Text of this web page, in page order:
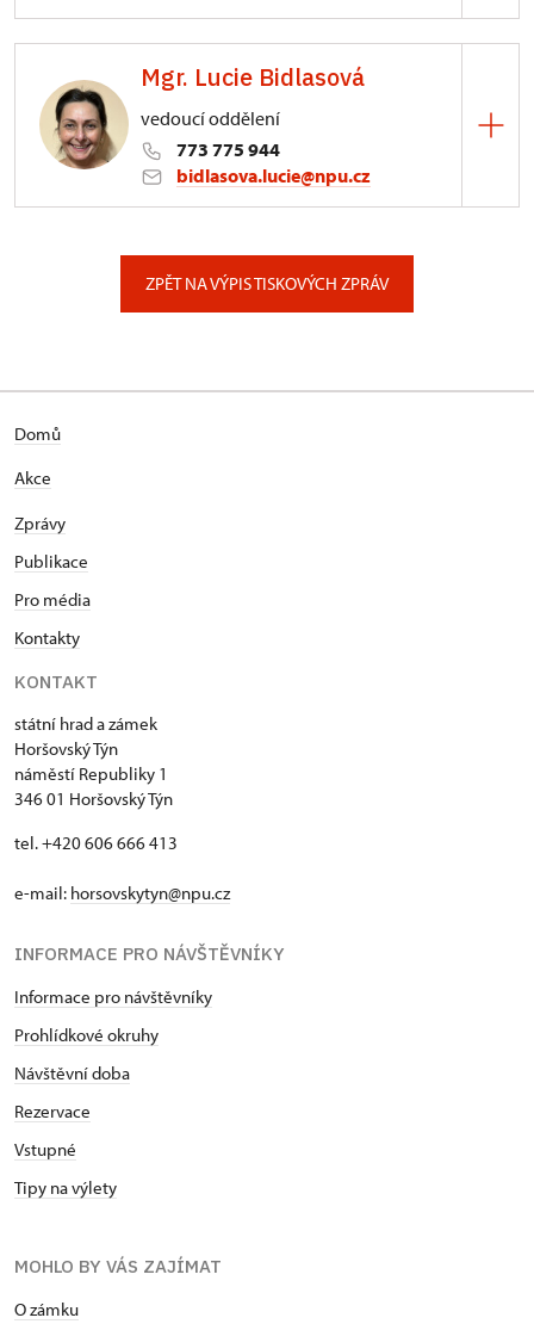
3/, Sychrov 3
Mgr. Lucie Bidlasová
vedoucí oddělení
773 775 944
bidlasova.lucie@npu.cz
ZPĚT NA VÝPIS TISKOVÝCH ZPRÁV
Domů
Akce
Zprávy
Publikace
Pro média
Kontakty
KONTAKT
státní hrad a zámek
Horšovský Týn
náměstí Republiky 1
346 01 Horšovský Týn
tel. +420 606 666 413
e-mail: horsovskytyn@npu.cz
INFORMACE PRO NÁVŠTĚVNÍKY
Informace pro návštěvníky
Prohlídkové okruhy
Návštěvní doba
Rezervace
Vstupné
Tipy na výlety
MOHLO BY VÁS ZAJÍMAT
O zámku